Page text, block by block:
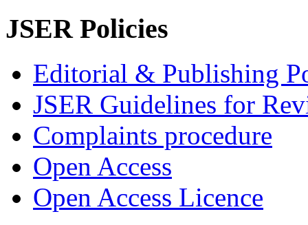
JSER Policies
Editorial & Publishing
JSER Guidelines for
Complaints procedure
Open Access
Open Access Licence